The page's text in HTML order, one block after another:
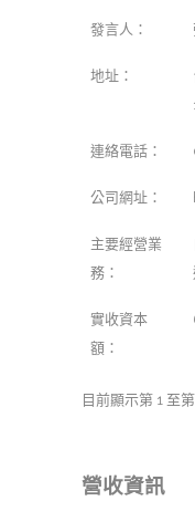
發言人：
地址：
連絡電話：
公司網址：
主要經營業
務：
實收資本
額：
目前顯示第 1 至
營收資訊